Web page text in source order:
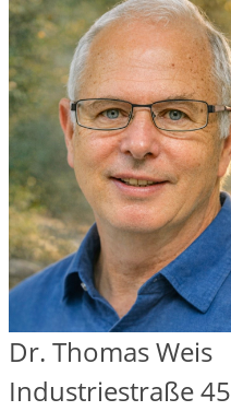
Dr. Thomas Weis
Industriestraße 45